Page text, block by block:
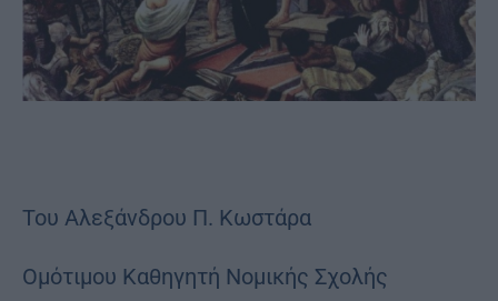
Του Αλεξάνδρου Π. Κωστάρα
Ομότιμου Καθηγητή Νομικής Σχολής